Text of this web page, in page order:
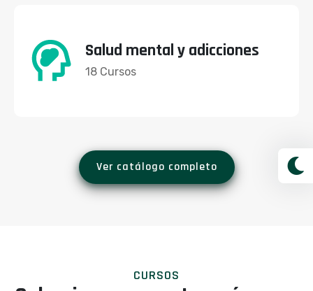
Salud mental y adicciones
18 Cursos
Ver catálogo completo
CURSOS